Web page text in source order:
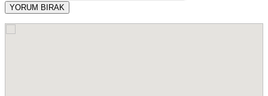
YORUM BIRAK